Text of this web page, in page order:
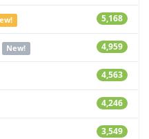
5,168
4,959
New!
4,563
4,246
3,549